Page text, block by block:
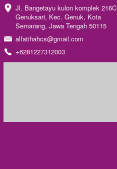
Jl. Bangetayu kulon komplek 216C
Genuksari, Kec. Genuk, Kota
Semarang, Jawa Tengah 50115
alfatihahcs@gmail.com
+6281227312003